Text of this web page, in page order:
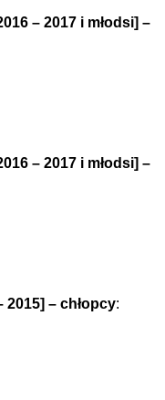
– 2017 i młodsi] –
– 2017 i młodsi] –
2015] – chłopcy: